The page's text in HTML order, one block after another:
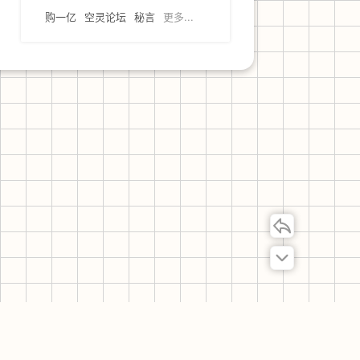
购一亿
空灵论坛 秘言 更多...